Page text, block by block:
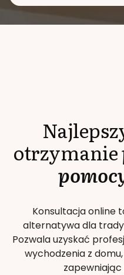
otrzymanie
Konsultacja online
alternatywa dla
Pozwala uzyskać
wychodzenia z
zapewniając